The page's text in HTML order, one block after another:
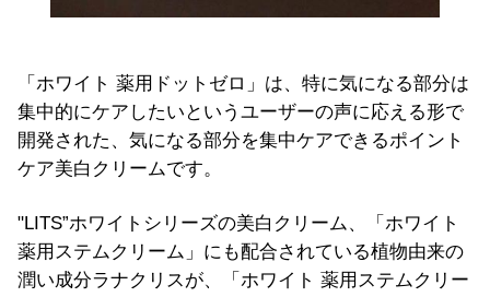
「ホワイト 薬用ドットゼロ」は、特に気になる部分は
集中的にケアしたいというユーザーの声に応える形で
開発された、気になる部分を集中ケアできるポイント
ケア美白クリームです。
"LITS”ホワイトシリーズの美白クリーム、「ホワイト
薬用ステムクリーム」にも配合されている植物由来の
潤い成分ラナクリスが、「ホワイト 薬用ステムクリー